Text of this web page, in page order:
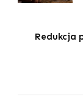
Redukcja